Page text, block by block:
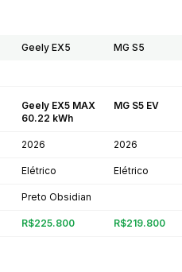
Geely EX5 MG S5
Geely EX5 MAX
60.22 kWh
MG S5 EV
2026 2026
Elétrico Elétrico
Preto Obsidian
R$225.800 R$219.800